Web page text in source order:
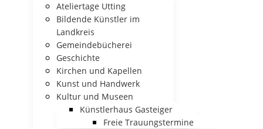
Ateliertage Utting
Bildende Künstler im
Landkreis
Gemeindebücherei
Geschichte
Kirchen und Kapellen
Kunst und Handwerk
Kultur und Museen
Künstlerhaus Gasteiger
Freie Trauungstermine